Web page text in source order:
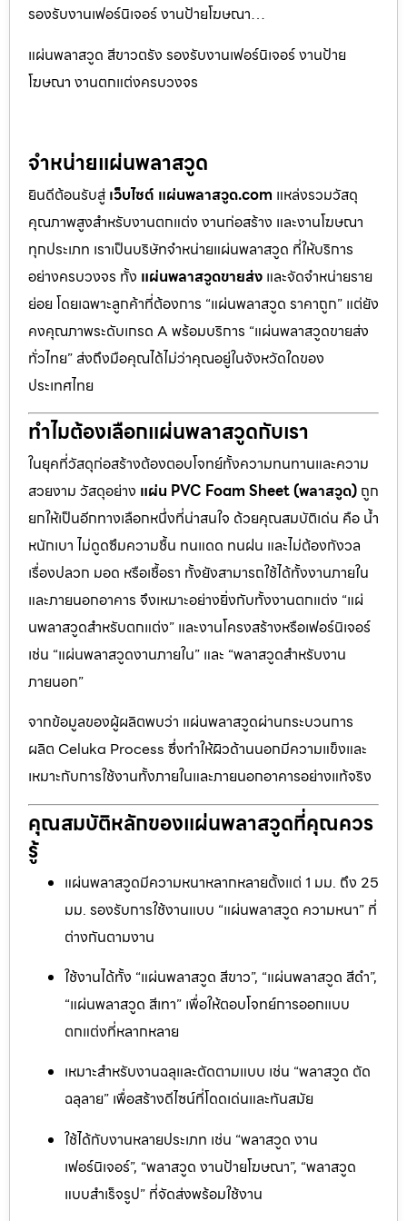
รองรับงานเฟอร์นิเจอร์ งานป้ายโฆษณา…
แผ่นพลาสวูด สีขาวตรัง รองรับงานเฟอร์นิเจอร์ งานป้าย
โฆษณา งานตกแต่งครบวงจร
จำหน่ายแผ่นพลาสวูด
ยินดีต้อนรับสู่ เว็บไซต์ แผ่นพลาสวูด.com แหล่งรวมวัสดุ
คุณภาพสูงสำหรับงานตกแต่ง งานก่อสร้าง และงานโฆษณา
ทุกประเภท เราเป็นบริษัทจำหน่ายแผ่นพลาสวูด ที่ให้บริการ
อย่างครบวงจร ทั้ง แผ่นพลาสวูดขายส่ง และจัดจำหน่ายราย
ย่อย โดยเฉพาะลูกค้าที่ต้องการ “แผ่นพลาสวูด ราคาถูก” แต่ยัง
คงคุณภาพระดับเกรด A พร้อมบริการ “แผ่นพลาสวูดขายส่ง
ทั่วไทย” ส่งถึงมือคุณได้ไม่ว่าคุณอยู่ในจังหวัดใดของ
ประเทศไทย
ทำไมต้องเลือกแผ่นพลาสวูดกับเรา
ในยุคที่วัสดุก่อสร้างต้องตอบโจทย์ทั้งความทนทานและความ
สวยงาม วัสดุอย่าง แผ่น PVC Foam Sheet (พลาสวูด) ถูก
ยกให้เป็นอีกทางเลือกหนึ่งที่น่าสนใจ ด้วยคุณสมบัติเด่น คือ น้ำ
หนักเบา ไม่ดูดซึมความชื้น ทนแดด ทนฝน และไม่ต้องกังวล
เรื่องปลวก มอด หรือเชื้อรา ทั้งยังสามารถใช้ได้ทั้งงานภายใน
และภายนอกอาคาร จึงเหมาะอย่างยิ่งกับทั้งงานตกแต่ง “แผ่
นพลาสวูดสำหรับตกแต่ง” และงานโครงสร้างหรือเฟอร์นิเจอร์
เช่น “แผ่นพลาสวูดงานภายใน” และ “พลาสวูดสำหรับงาน
ภายนอก”
จากข้อมูลของผู้ผลิตพบว่า แผ่นพลาสวูดผ่านกระบวนการ
ผลิต Celuka Process ซึ่งทำให้ผิวด้านนอกมีความแข็งและ
เหมาะกับการใช้งานทั้งภายในและภายนอกอาคารอย่างแท้จริง
คุณสมบัติหลักของแผ่นพลาสวูดที่คุณควร
รู้
แผ่นพลาสวูดมีความหนาหลากหลายตั้งแต่ 1 มม. ถึง 25
มม. รองรับการใช้งานแบบ “แผ่นพลาสวูด ความหนา” ที่
ต่างกันตามงาน
ใช้งานได้ทั้ง “แผ่นพลาสวูด สีขาว”, “แผ่นพลาสวูด สีดำ”,
“แผ่นพลาสวูด สีเทา” เพื่อให้ตอบโจทย์การออกแบบ
ตกแต่งที่หลากหลาย
เหมาะสำหรับงานฉลุและตัดตามแบบ เช่น “พลาสวูด ตัด
ฉลุลาย” เพื่อสร้างดีไซน์ที่โดดเด่นและทันสมัย
ใช้ได้กับงานหลายประเภท เช่น “พลาสวูด งาน
เฟอร์นิเจอร์”, “พลาสวูด งานป้ายโฆษณา”, “พลาสวูด
แบบสำเร็จรูป” ที่จัดส่งพร้อมใช้งาน